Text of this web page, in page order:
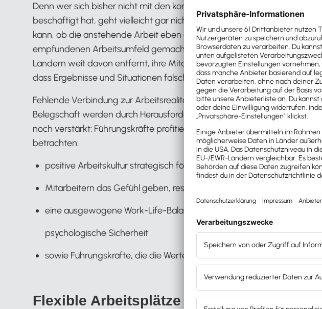
Denn wer sich bisher nicht mit den konkreten Auswirkungen von
beschäftigt hat, geht vielleicht gar nicht davon aus, dass es einen so
kann, ob die anstehende Arbeit eben erledigt wird oder ob sie in einem
empfundenen Arbeitsumfeld gemacht wird. Laut der Studie sind die
Ländern weit davon entfernt, ihre Mitarbeiter zu verstehen und diese
dass Ergebnisse und Situationen falsch (zu gut) eingeschätzt werden.
Fehlende Verbindung zur Arbeitsrealität der Mitarbeiter und
Belegschaft werden durch Herausforderungen in Bezug auf
noch verstärkt: Führungskräfte profitieren davon, wenn sie die
betrachten:
positive Arbeitskultur strategisch fördern
Mitarbeitern das Gefühl geben, respektiert zu werden
eine ausgewogene Work-Life-Balance und
psychologische Sicherheit
sowie Führungskräfte, die die Werte der Organisation verkörpern.
Flexible Arbeitsplätze gehören zu den